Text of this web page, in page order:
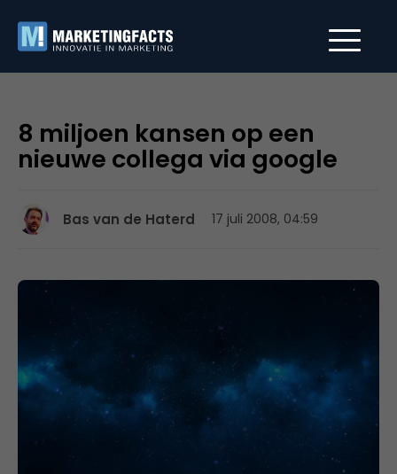
8 miljoen kansen op een
nieuwe collega via google
Bas van de Haterd 17 juli 2008, 04:59